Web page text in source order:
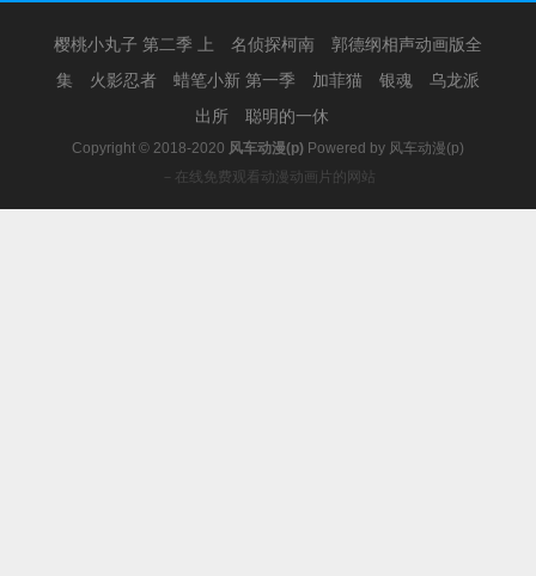
樱桃小丸子 第二季 上 名侦探柯南
郭德纲相声动画版全
集
火影忍者 蜡笔小新 第一季 加菲猫 银魂
乌龙派
出所
聪明的一休
Copyright © 2018-2020 风车动漫(p) Powered by 风车动漫(p)
－在线免费观看动漫动画片的网站